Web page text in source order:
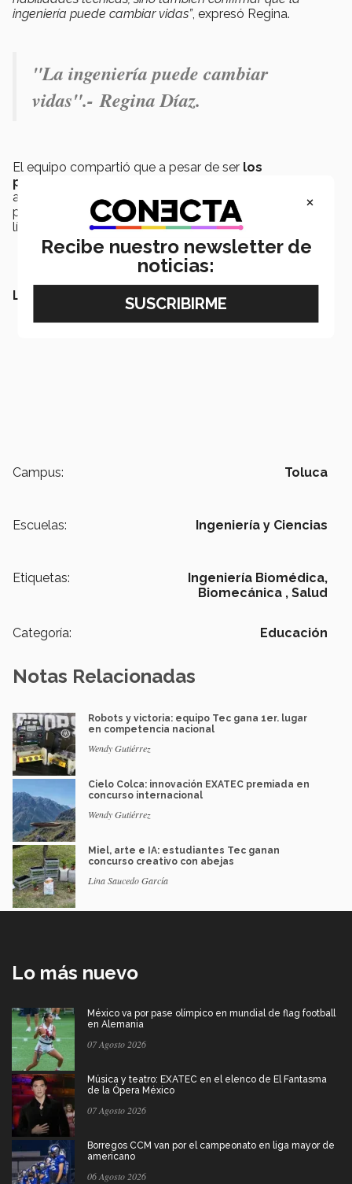
ingeniería puede cambiar vidas”, expresó Regina.
"La ingeniería puede cambiar
vidas".-Regina Díaz.
El equipo compartió que a pesar de ser los
participantes más jóvenes
apenas el segundo semestre, demostraron que su
pasión por aprender y transformar su entorno no tiene
límites.
LEE TAMBIÉN:
Campus: Toluca
Escuelas: Ingeniería y Ciencias
Etiquetas:
Ingeniería Biomédica,
Biomecánica , Salud
Categoría: Educación
Notas Relacionadas
Robots y victoria: equipo Tec gana 1er. lugar
en competencia nacional
Wendy Gutiérrez
Cielo Colca: innovación EXATEC premiada en
concurso internacional
Wendy Gutiérrez
Miel, arte e IA: estudiantes Tec ganan
concurso creativo con abejas
Lina Saucedo García
Lo más nuevo
México va por pase olímpico en mundial de flag football
en Alemania
07 Agosto 2026
Música y teatro: EXATEC en el elenco de El Fantasma
de la Ópera México
07 Agosto 2026
Borregos CCM van por el campeonato en liga mayor de
americano
06 Agosto 2026
×
Recibe nuestro newsletter de
noticias: